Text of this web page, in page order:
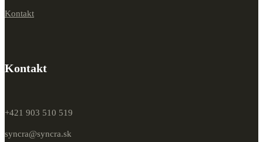
Kontakt
Kontakt
+421 903 510 519
syncra@syncra.sk